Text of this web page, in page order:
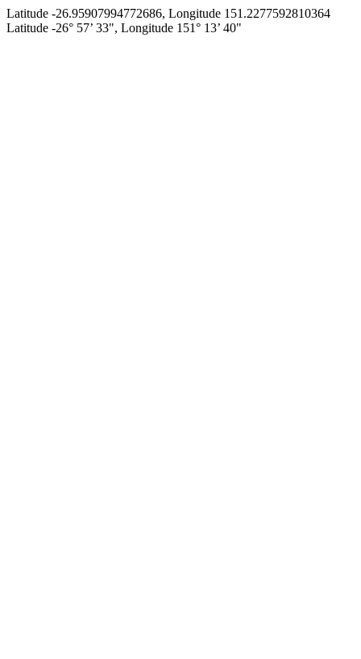
Latitude -26.95907994772686, Longitude 151.2277592810364
Latitude -26° 57’ 33", Longitude 151° 13’ 40"